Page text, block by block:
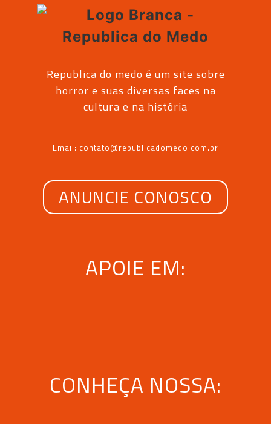
Republica do medo é um site sobre
horror e suas diversas faces na
cultura e na história
Email: contato@republicadomedo.com.br
ANUNCIE CONOSCO
APOIE EM:
CONHEÇA NOSSA: